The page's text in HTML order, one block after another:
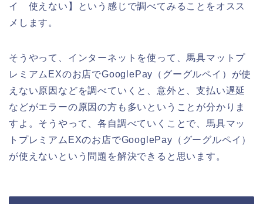
イ 使えない】という感じで調べてみることをオスス
メします。
そうやって、インターネットを使って、馬具マットプ
レミアムEXのお店でGooglePay（グーグルペイ）が使
えない原因などを調べていくと、意外と、支払い遅延
などがエラーの原因の方も多いということが分かりま
すよ。そうやって、各自調べていくことで、馬具マッ
トプレミアムEXのお店でGooglePay（グーグルペイ）
が使えないという問題を解決できると思います。